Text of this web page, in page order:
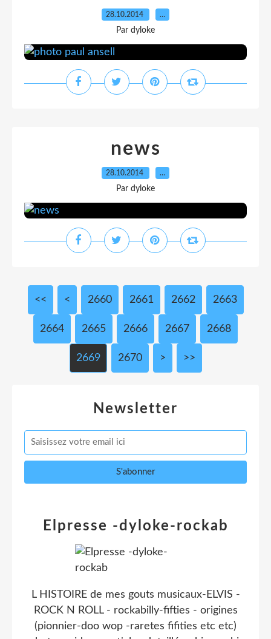
28.10.2014 …
Par dyloke
news
28.10.2014 …
Par dyloke
<< < 2600
2610
2620
2630
2640
2650
2660 2661 2662 2663
2664 2665 2666 2667 2668
2669 2670 2680
2690
2700
2800
2900
3000
> >>
Newsletter
Elpresse -dyloke-rockab
L HISTOIRE de mes gouts musicaux-ELVIS -
ROCK N ROLL - rockabilly-fifties - origines
(pionnier-doo wop -raretes fifities etc etc)